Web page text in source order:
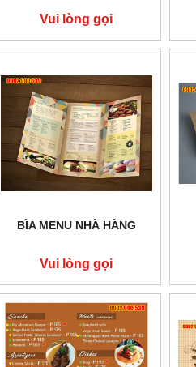
Vui lòng gọi
BÌA MENU NHÀ HÀNG
Vui lòng gọi